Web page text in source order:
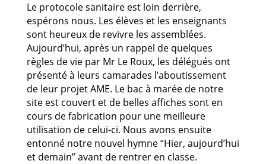
Le protocole sanitaire est loin derrière,
espérons nous. Les élèves et les enseignants
sont heureux de revivre les assemblées.
Aujourd’hui, après un rappel de quelques
règles de vie par Mr Le Roux, les délégués ont
présenté à leurs camarades l’aboutissement
de leur projet AME. Le bac à marée de notre
site est couvert et de belles affiches sont en
cours de fabrication pour une meilleure
utilisation de celui-ci. Nous avons ensuite
entonné notre nouvel hymne “Hier, aujourd’hui
et demain” avant de rentrer en classe.